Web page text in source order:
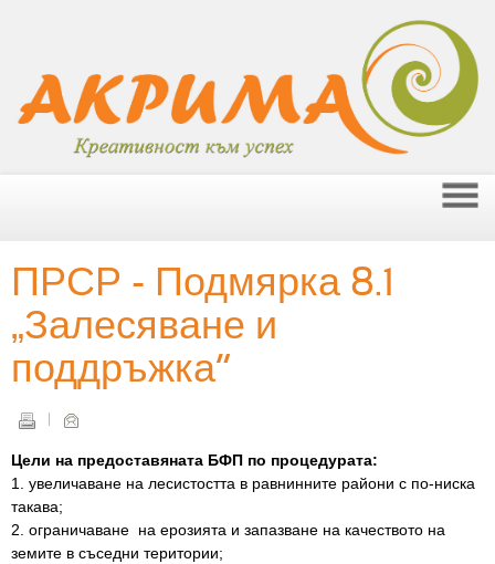
ПРСР - Подмярка 8.1
„Залесяване и
поддръжка“
Цели на предоставяната БФП по процедурата:
1. увеличаване на лесистостта в равнинните райони с по-ниска
такава;
2. ограничаване на ерозията и запазване на качеството на
земите в съседни територии;